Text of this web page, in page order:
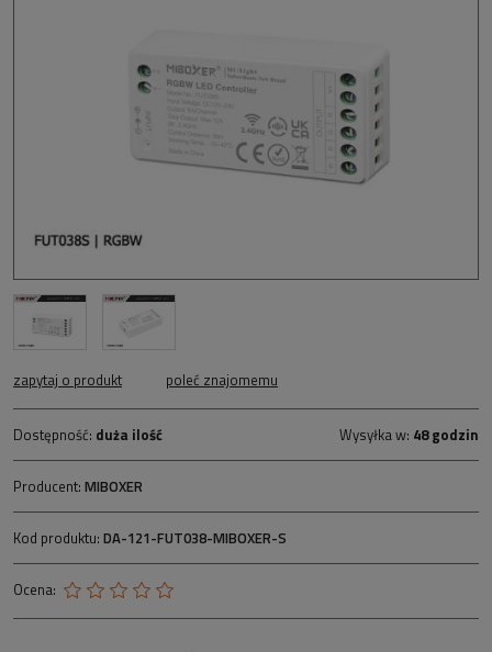
zapytaj o produkt poleć znajomemu
Dostępność: duża ilość Wysyłka w: 48 godzin
Producent: MIBOXER
Kod produktu: DA-121-FUT038-MIBOXER-S
Ocena: